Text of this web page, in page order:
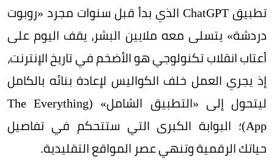
تطبيق ChatGPT الذي بدأ قبل سنوات مجرد «روبوت
دردشة» يتسلى معه ملايين البشر، يقف اليوم على
أعتاب انقلاب تكنولوجي هو الأضخم في تاريخ الإنترنت،
إذ يجري العمل خلف الكواليس لإعادة بنائه بالكامل
ليتحول إلى «التطبيق الشامل» (The Everything
App)؛ البوابة الكبرى التي ستتحكم في تفاصيل
حياتك الرقمية وتنهي عصر المواقع التقليدية.